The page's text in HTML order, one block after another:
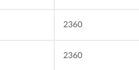
2360
2360